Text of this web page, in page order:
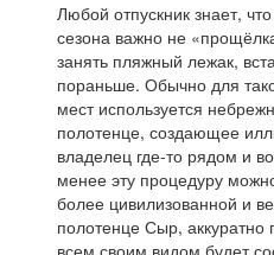
Любой отпускник знает,
сезона важно не
занять пляжный лежак,
пораньше. Обычно для
мест используется
полотенце, создающее
владелец где-то рядом и
менее эту процедуру
более цивилизованной и
полотенце Сыр, аккуратно